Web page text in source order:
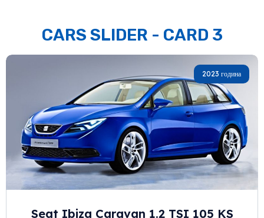
CARS SLIDER - CARD 3
2023 година
Seat Ibiza Caravan 1.2 TSI 105 KS